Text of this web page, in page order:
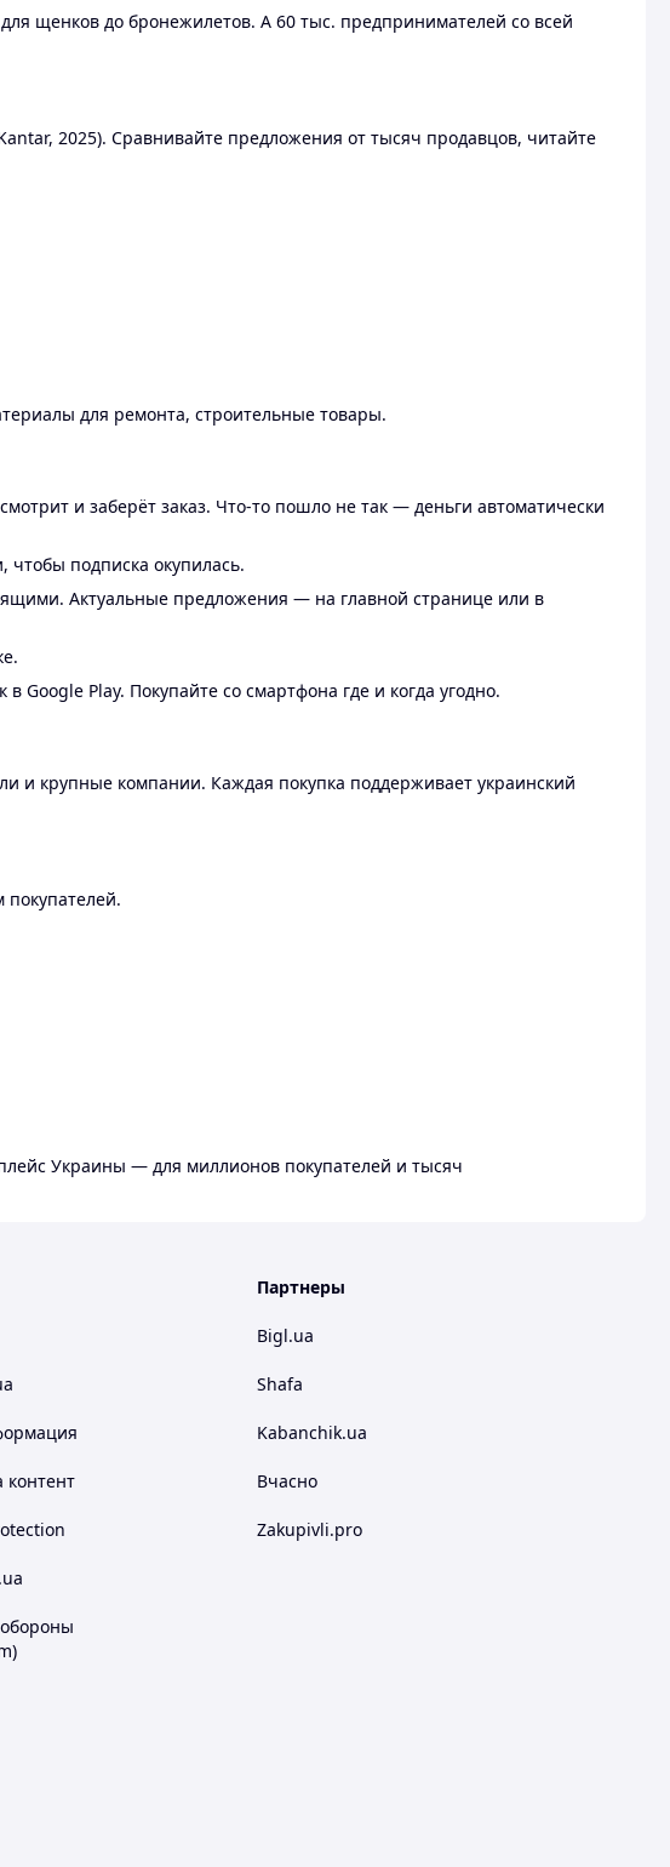
щенков до бронежилетов. А 60 тыс. предпринимателей со всей
2025). Сравнивайте предложения от тысяч продавцов, читайте
для ремонта, строительные товары.
и заберёт заказ. Что-то пошло не так — деньги автоматически
чтобы подписка окупилась.
Актуальные предложения — на главной странице или в
Google Play. Покупайте со смартфона где и когда угодно.
и крупные компании. Каждая покупка поддерживает украинский
Украины — для миллионов покупателей и тысяч
Партнеры
Bigl.ua
Shafa
Kabanchik.ua
Вчасно
Zakupivli.pro